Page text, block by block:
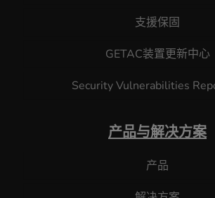
支援保固
GETAC装置更新中心
Security Vulnerabilities
产品与解决方案
产品